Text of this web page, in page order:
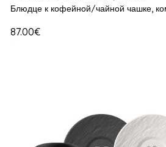
Блюдце к кофейной/чайной чашке,
87.00€